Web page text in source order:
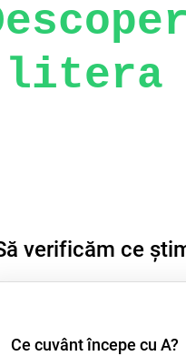
litera
verificăm ce
Ce cuvânt începe cu A?